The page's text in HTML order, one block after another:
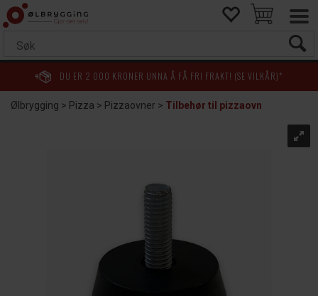
DU ER 2 000 KRONER UNNA Å FÅ FRI FRAKT! (SE VILKÅR)*
Ølbrygging>Pizza>Pizzaovner>Tilbehør til pizzaovn